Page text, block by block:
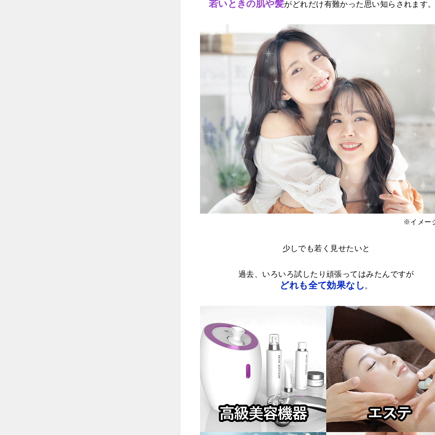
若いときの肌や髪がどれだけ有難かった思い知らされます
※イメー
少しでも若く見せたいと
過去、いろいろ試したり頑張ってはみたんですが
どれも全て効果なし 。